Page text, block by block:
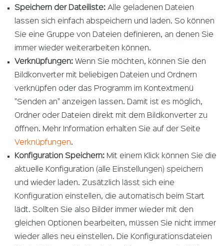
Speichern der Dateiliste:Alle geladenen Dateien
lassen sich einfach abspeichern und laden. So können
Sie eine Gruppe von Dateien definieren, an denen Sie
immer wieder weiterarbeiten können.
Verknüpfungen: Wenn Sie möchten, können Sie den
Bildkonverter mit beliebigen Dateien und Ordnern
verknüpfen oder das Programm im Kontextmenü
"Senden an" anzeigen lassen. Damit ist es möglich,
Ordner oder Dateien direkt mit dem Bildkonverter zu
öffnen. Mehr Information erhalten Sie auf der Seite
Verknüpfungen.
Konfiguration Speichern: Mit einem Klick können Sie die
aktuelle Konfiguration (alle Einstellungen) speichern
und wieder laden. Zusätzlich lässt sich eine
Konfiguration einstellen, die automatisch beim Start
lädt. Sollten Sie also Bilder immer wieder mit den
gleichen Optionen bearbeiten, müssen Sie nicht immer
wieder alles neu einstellen. Die Konfigurationsdateien